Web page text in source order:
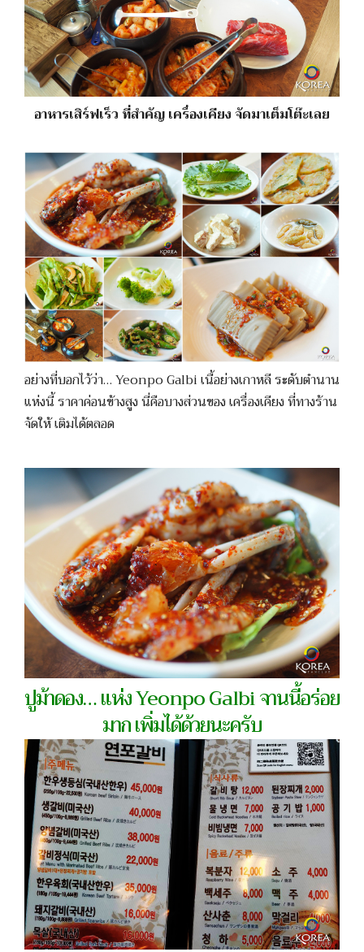
อาหารเสิร์ฟเร็ว ที่สำคัญ เครื่องเคียง จัดมาเต็มโต๊ะเลย
อย่างที่บอกไว้ว่า… Yeonpo Galbi เนื้อย่างเกาหลี ระดับตำนาน
แห่งนี้ ราคาค่อนข้างสูง นี่คือบางส่วนของ เครื่องเคียง ที่ทางร้าน
จัดให้ เติมได้ตลอด
ปูม้าดอง… แห่ง Yeonpo Galbi จานนี้อร่อย
มาก เพิ่มได้ด้วยนะครับ